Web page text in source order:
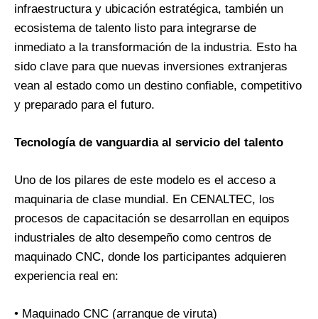
infraestructura y ubicación estratégica, también un
ecosistema de talento listo para integrarse de
inmediato a la transformación de la industria. Esto ha
sido clave para que nuevas inversiones extranjeras
vean al estado como un destino confiable, competitivo
y preparado para el futuro.
Tecnología de vanguardia al servicio del talento
Uno de los pilares de este modelo es el acceso a
maquinaria de clase mundial. En CENALTEC, los
procesos de capacitación se desarrollan en equipos
industriales de alto desempeño como centros de
maquinado CNC, donde los participantes adquieren
experiencia real en:
• Maquinado CNC (arranque de viruta)